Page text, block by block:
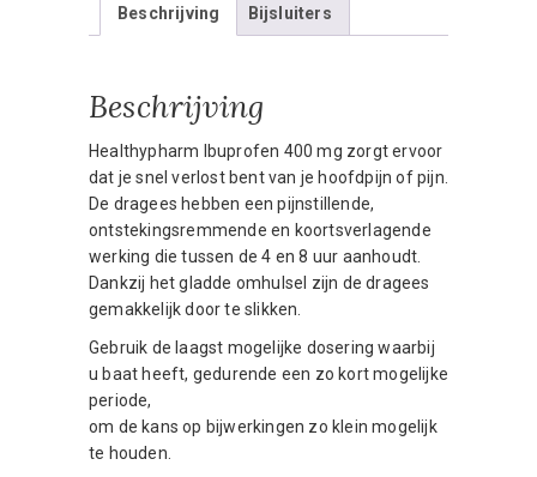
aantal
Beschrijving Bijsluiters
Beschrijving
Healthypharm Ibuprofen 400 mg zorgt ervoor
dat je snel verlost bent van je hoofdpijn of pijn.
De dragees hebben een pijnstillende,
ontstekingsremmende en koortsverlagende
werking die tussen de 4 en 8 uur aanhoudt.
Dankzij het gladde omhulsel zijn de dragees
gemakkelijk door te slikken.
Gebruik de laagst mogelijke dosering waarbij
u baat heeft, gedurende een zo kort mogelijke
periode,
om de kans op bijwerkingen zo klein mogelijk
te houden.